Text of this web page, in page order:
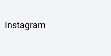
Instagram